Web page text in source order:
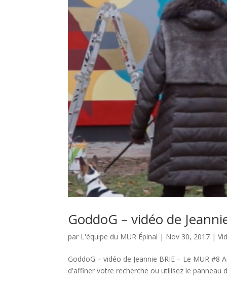
GoddoG – vidéo de
par L'équipe du MUR Épinal | Nov 30, 2017 |
GoddoG – vidéo de Jeannie BRIE – Le MUR
d'affiner votre recherche ou utilisez le panneau